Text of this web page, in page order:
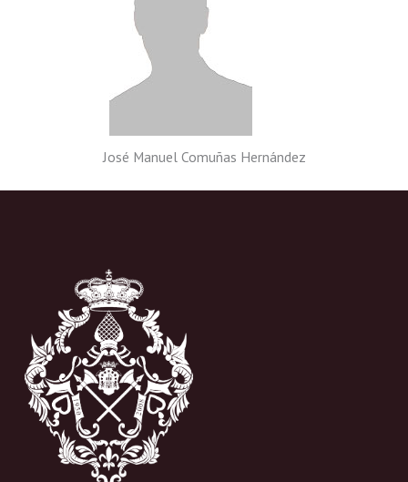
José Manuel Comuñas Hernández